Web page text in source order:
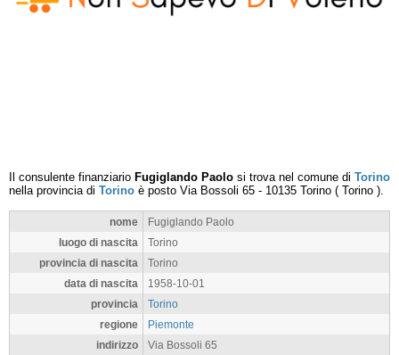
Il consulente finanziario Fugiglando Paolo si trova nel comune di Torino
nella provincia di Torino è posto Via Bossoli 65 - 10135 Torino ( Torino ).
nome
Fugiglando Paolo
luogo di nascita
Torino
provincia di nascita
Torino
data di nascita
1958-10-01
provincia
Torino
regione
Piemonte
indirizzo
Via Bossoli 65